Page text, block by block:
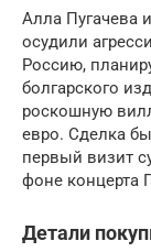
Алла Пугачева
осудили
Россию,
болгарского
роскошную
евро. Сделка
первый визит
фоне концерта
Детали